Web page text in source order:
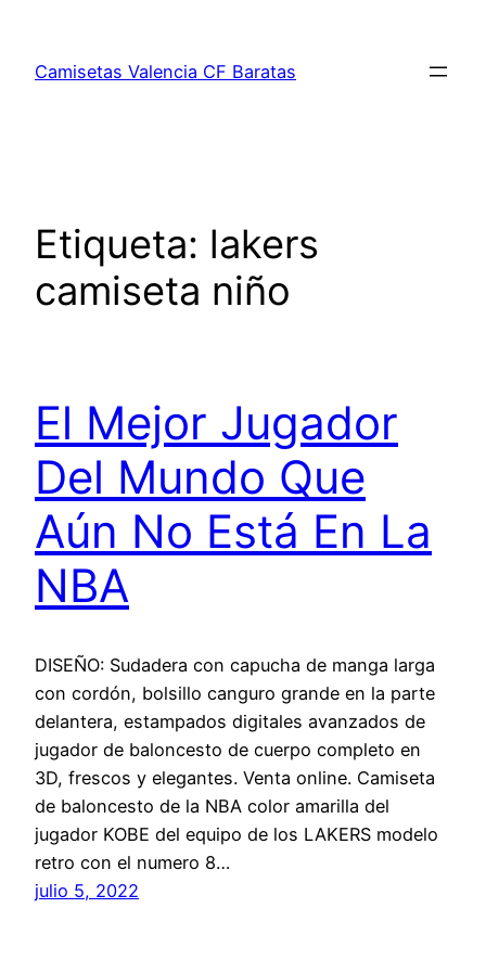
contenido
Camisetas Valencia CF Baratas
Etiqueta: lakers
camiseta niño
El Mejor Jugador
Del Mundo Que
Aún No Está En La
NBA
DISEÑO: Sudadera con capucha de manga larga
con cordón, bolsillo canguro grande en la parte
delantera, estampados digitales avanzados de
jugador de baloncesto de cuerpo completo en
3D, frescos y elegantes. Venta online. Camiseta
de baloncesto de la NBA color amarilla del
jugador KOBE del equipo de los LAKERS modelo
retro con el numero 8…
julio 5, 2022